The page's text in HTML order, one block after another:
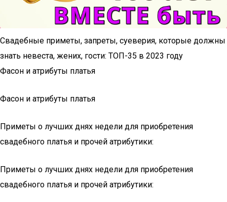
Свадебные приметы, запреты, суеверия, которые должны
знать невеста, жених, гости: ТОП-35 в 2023 году
Фасон и атрибуты платья
Фасон и атрибуты платья
Приметы о лучших днях недели для приобретения
свадебного платья и прочей атрибутики:
Приметы о лучших днях недели для приобретения
свадебного платья и прочей атрибутики: